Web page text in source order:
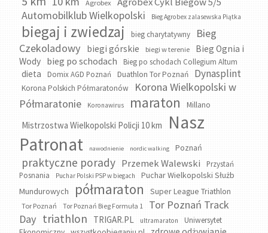
Agrobex
Automobilklub Wielkopolski Bieg Agrobex zalasewska Piątka
biegaj i zwiedzaj bieg charytatywny
Bieg
Czekoladowy
biegi górskie biegi w terenie
Bieg Ognia i
Wody bieg po schodach Bieg po schodach Collegium Altum
dieta Domix AGD Poznań Duathlon Tor Poznań Dynasplint
Korona Polskich Półmaratonów
Korona Wielkopolski w
Półmaratonie
Koronawirus maraton Millano
Mistrzostwa Wielkopolski Policji 10 km
Nasz
Patronat
nawodnienie nordic walking Poznań
praktyczne porady Przemek Walewski
Przystań
Posnania
Puchar Polski PSP w biegach
Puchar Wielkopolski Służb
Mundurowych
półmaraton Super League Triathlon
Tor Poznań Tor Poznań Bieg Formuła 1
Tor Poznań Track
Day triathlon TRIGAR.PL ultramaraton
Uniwersytet